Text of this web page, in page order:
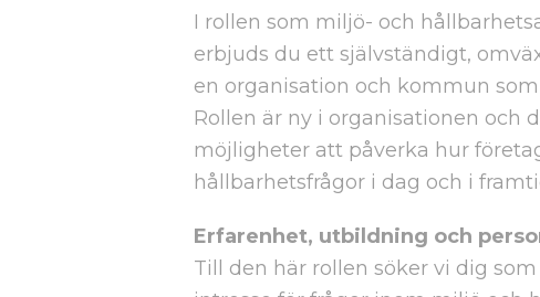
I rollen som miljö- och
erbjuds du ett självständigt,
en organisation och kommun
Rollen är ny i organisationen och
möjligheter att påverka hur
hållbarhetsfrågor i dag och i
Erfarenhet, utbildning och
Till den här rollen söker vi dig